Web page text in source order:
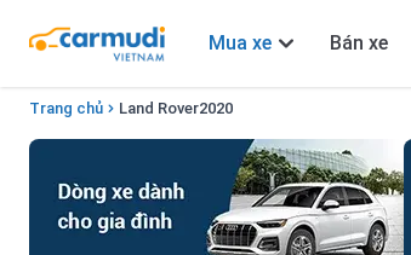
Mua xe Bán xe
Trang chủ Land Rover2020